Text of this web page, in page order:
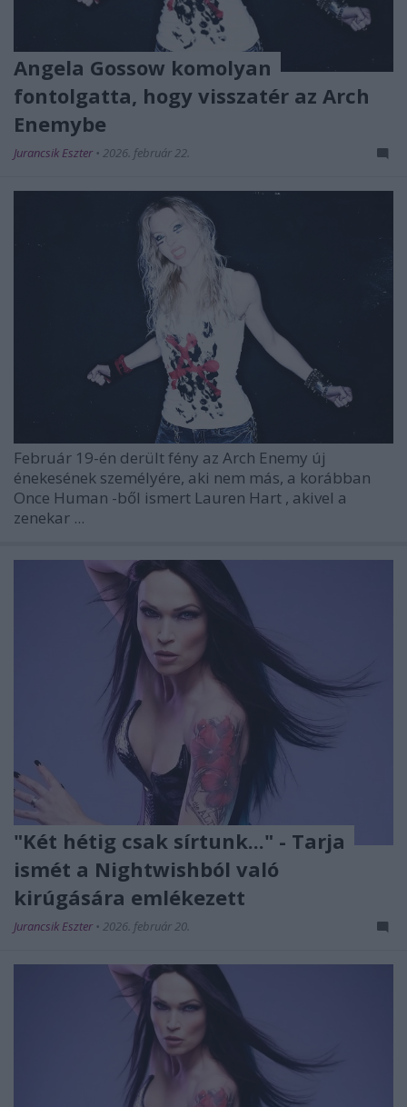
Angela Gossow komolyan
fontolgatta, hogy visszatér az Arch
Enemybe
Jurancsik Eszter • 2026. február 22.
Február 19-én derült fény az Arch Enemy új
énekesének személyére, aki nem más, a korábban
Once Human -ből ismert Lauren Hart , akivel a
zenekar ...
"Két hétig csak sírtunk..." - Tarja
ismét a Nightwishból való
kirúgására emlékezett
Jurancsik Eszter • 2026. február 20.